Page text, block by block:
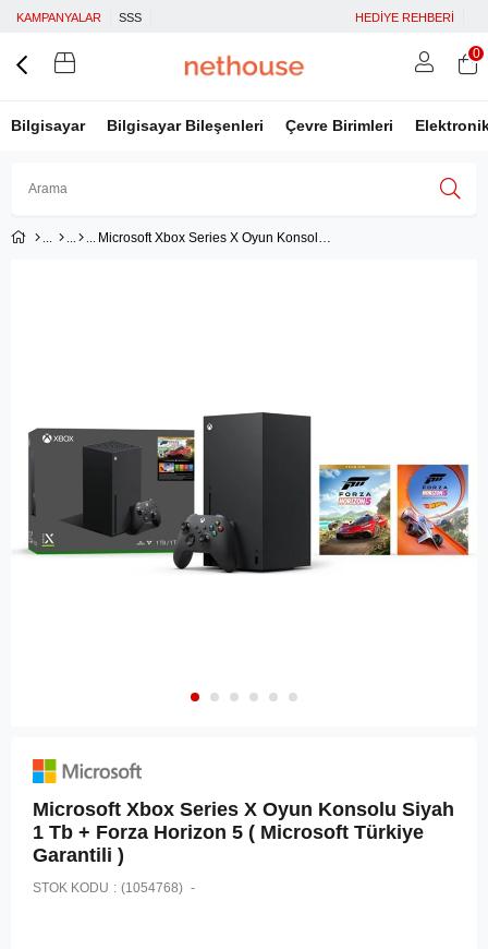
KAMPANYALAR SSS HEDİYE REHBERİ
Bilgisayar Bilgisayar Bileşenleri Çevre Birimleri
Facebook İle Bağlan
0
Microsoft Xbox Series X Oyun Konsolu Siyah 1 Tb + Forza Horizon 5 ( Microsoft Türkiye Garantili )
Microsoft Xbox Series X Oyun Konsolu Siyah
1 Tb + Forza Horizon 5 ( Microsoft Türkiye
Garantili )
STOK KODU (1054768)